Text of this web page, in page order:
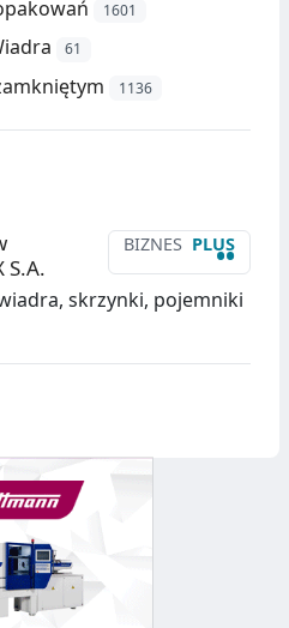
1601
61
1136
BIZNES PLUS
••
S.A.
skrzynki, pojemniki